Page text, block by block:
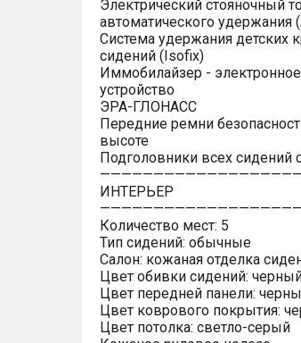
Электрический стояночный
автоматического удержания
Система удержания детских
сидений (Isofix)
Иммобилайзер -
устройство
ЭРА-ГЛОНАСС
Передние ремни
высоте
Подголовники всех сидений
ИНТЕРЬЕР
Количество мест: 5
Тип сидений: обычные
Салон: кожаная отделка
Цвет обивки сидений:
Цвет передней панели:
Цвет коврового покрытия:
Цвет потолка: светло-серый